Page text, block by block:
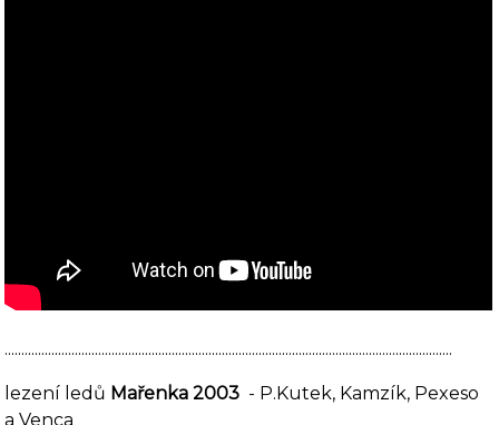
......................................................................................................................................
lezení ledů Mařenka 2003 - P.Kutek, Kamzík, Pexeso
a Venca